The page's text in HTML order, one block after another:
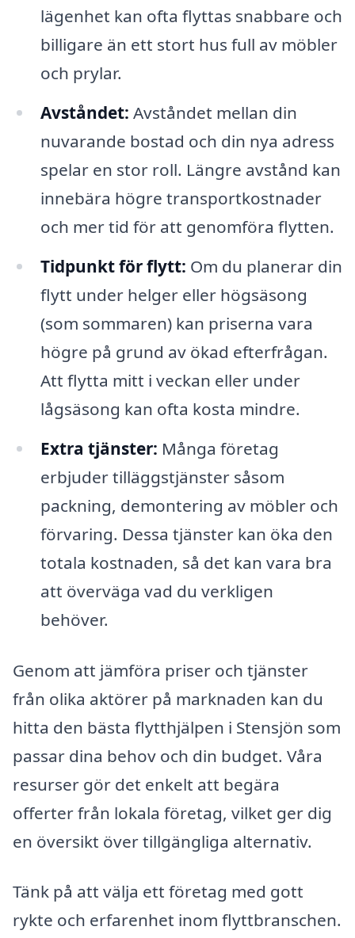
lägenhet kan ofta flyttas snabbare och
billigare än ett stort hus full av möbler
och prylar.
Avståndet: Avståndet mellan din
nuvarande bostad och din nya adress
spelar en stor roll. Längre avstånd kan
innebära högre transportkostnader
och mer tid för att genomföra flytten.
Tidpunkt för flytt: Om du planerar din
flytt under helger eller högsäsong
(som sommaren) kan priserna vara
högre på grund av ökad efterfrågan.
Att flytta mitt i veckan eller under
lågsäsong kan ofta kosta mindre.
Extra tjänster: Många företag
erbjuder tilläggstjänster såsom
packning, demontering av möbler och
förvaring. Dessa tjänster kan öka den
totala kostnaden, så det kan vara bra
att överväga vad du verkligen
behöver.
Genom att jämföra priser och tjänster
från olika aktörer på marknaden kan du
hitta den bästa flytthjälpen i Stensjön som
passar dina behov och din budget. Våra
resurser gör det enkelt att begära
offerter från lokala företag, vilket ger dig
en översikt över tillgängliga alternativ.
Tänk på att välja ett företag med gott
rykte och erfarenhet inom flyttbranschen.